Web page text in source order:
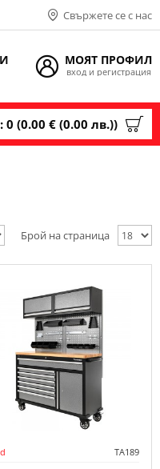
Свържете се с нас
МОЯТ ПРОФИЛ
вход и регистрация
(0.00 € (0.00 лв.))
Брой на страница
TA189